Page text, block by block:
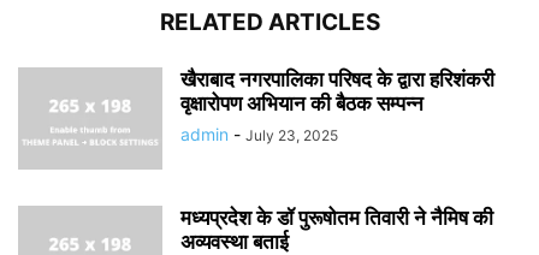
RELATED ARTICLES
खैराबाद नगरपालिका परिषद के द्वारा हरिशंकरी
वृक्षारोपण अभियान की बैठक सम्पन्न
admin - July 23, 2025
मध्यप्रदेश के डॉ पुरूषोतम तिवारी ने नैमिष की
अव्यवस्था बताई